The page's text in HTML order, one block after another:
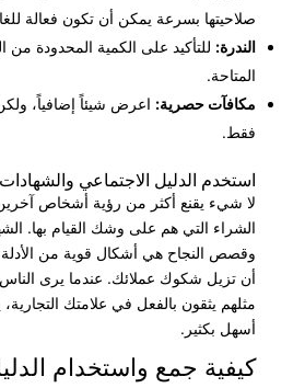
صلاحيتها بسرعة يمكن أن تكون فعالة
الندرة: للتأكيد على الكمية المحدودة من
المتاحة.
مكافآت حصرية: اعرض شيئاً إضافياً،
فقط.
استخدم الدليل الاجتماعي والشهادات
لا شيء يقنع أكثر من رؤية أشخاص
الشراء التي هم على وشك القيام بها.
وقصص النجاح هي أشكال قوية من الأدلة
أن تزيل شكوك عملائك. عندما يرى
مثلهم يثقون بالفعل في علامتك
أسهل بكثير.
كيفية جمع واستخدام